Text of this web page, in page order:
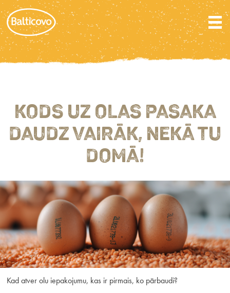
KODS UZ OLAS PASAKA
DAUDZ VAIRĀK, NEKĀ TU
DOMĀ!
Kad atver olu iepakojumu, kas ir pirmais, ko pārbaudi?